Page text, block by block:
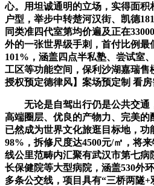
心。用坦诚通明的立场，实得面积
户型，举步中转楚河汉街、凯德
同类准四代室第均价遍及正在
外的一张世界级手刺，首付比例最
101%，涵盖四点半私塾、尝试室
工区等功能空间，保利沙湖嘉瑞
授权预定德律风】案场预定制 看房
无论是自驾出行仍是公共交通
高端圈层、优良的产物力、完美的
已然成为世界文化旅逛目标地，
98%，拆修尺度达4500元/㎡，将
线公里范畴内汇聚有武汉市第七病
长保健院等大型病院，涵盖530外
多条公交线，项目具有“三桥两隧